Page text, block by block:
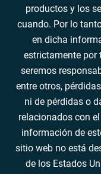
productos y los
cuando. Por lo
en dicha
estrictamente por
seremos
entre otros,
ni de pérdidas o
relacionados con
información de
sitio web no está
de los Estados